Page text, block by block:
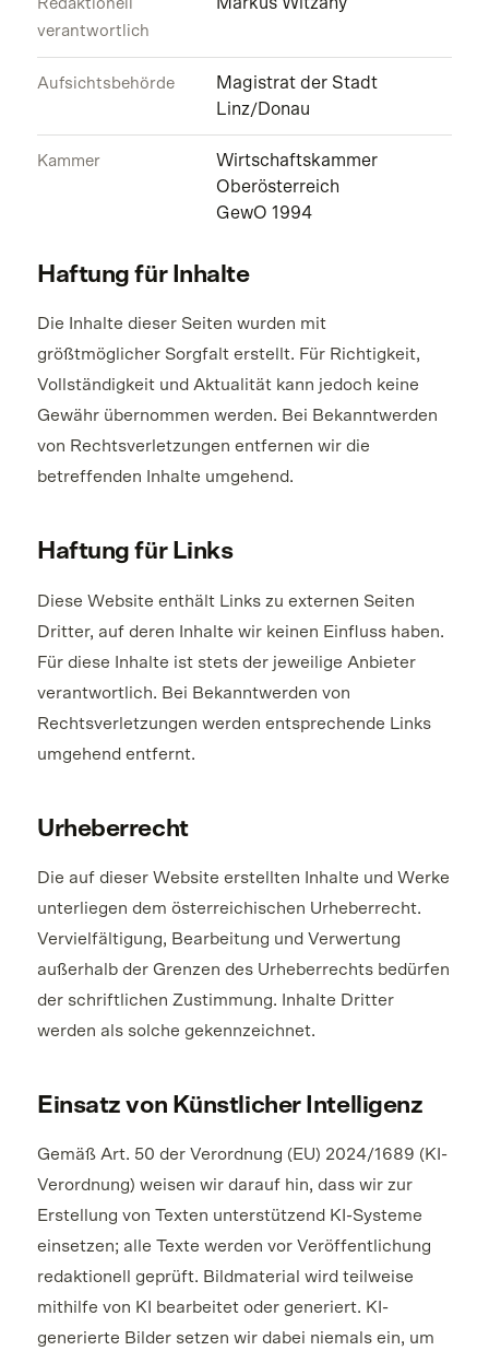
Redaktionell
verantwortlich
Aufsichtsbehörde
Magistrat der Stadt
Linz/Donau
Kammer
Wirtschaftskammer
Oberösterreich
GewO 1994
Haftung für Inhalte
Die Inhalte dieser Seiten wurden mit
größtmöglicher Sorgfalt erstellt. Für Richtigkeit,
Vollständigkeit und Aktualität kann jedoch keine
Gewähr übernommen werden. Bei Bekanntwerden
von Rechtsverletzungen entfernen wir die
betreffenden Inhalte umgehend.
Haftung für Links
Diese Website enthält Links zu externen Seiten
Dritter, auf deren Inhalte wir keinen Einfluss haben.
Für diese Inhalte ist stets der jeweilige Anbieter
verantwortlich. Bei Bekanntwerden von
Rechtsverletzungen werden entsprechende Links
umgehend entfernt.
Urheberrecht
Die auf dieser Website erstellten Inhalte und Werke
unterliegen dem österreichischen Urheberrecht.
Vervielfältigung, Bearbeitung und Verwertung
außerhalb der Grenzen des Urheberrechts bedürfen
der schriftlichen Zustimmung. Inhalte Dritter
werden als solche gekennzeichnet.
Einsatz von Künstlicher Intelligenz
Gemäß Art. 50 der Verordnung (EU) 2024/1689 (KI-
Verordnung) weisen wir darauf hin, dass wir zur
Erstellung von Texten unterstützend KI-Systeme
einsetzen; alle Texte werden vor Veröffentlichung
redaktionell geprüft. Bildmaterial wird teilweise
mithilfe von KI bearbeitet oder generiert. KI-
generierte Bilder setzen wir dabei niemals ein, um